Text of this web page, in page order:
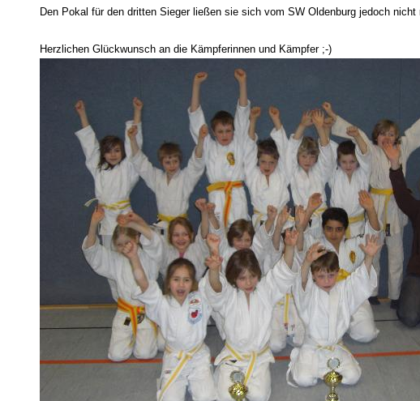
Den Pokal für den dritten Sieger ließen sie sich vom SW Oldenburg jedoch nicht
Herzlichen Glückwunsch an die Kämpferinnen und Kämpfer ;-)